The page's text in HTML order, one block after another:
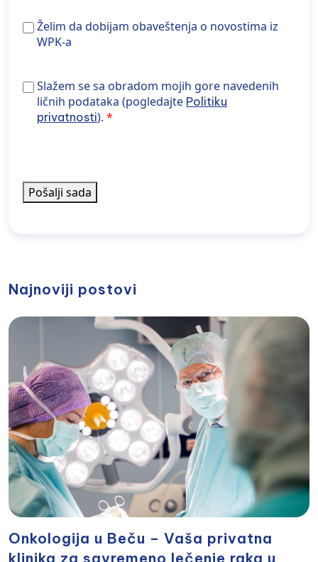
Želim
o
novostima
Želim da dobijam obaveštenja o novostima iz
WPK-a
Slažem se sa obradom gore navedenih podataka
(pogledajte Politiku privatnosti).
Slažem se sa obradom mojih gore navedenih
ličnih podataka (pogledajte Politiku
privatnosti).
Pošalji sada
Najnoviji postovi
Onkologija u Beču – Vaša privatna
klinika za savremeno lečenje raka u